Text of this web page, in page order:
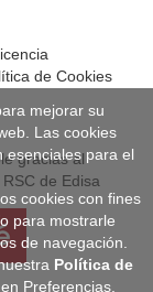
de Cookies
gracias al
de Edisa
mejorar su
Las cookies
esenciales para el
cookies con fines
para mostrarle
de navegación.
Política de
Preferencias.